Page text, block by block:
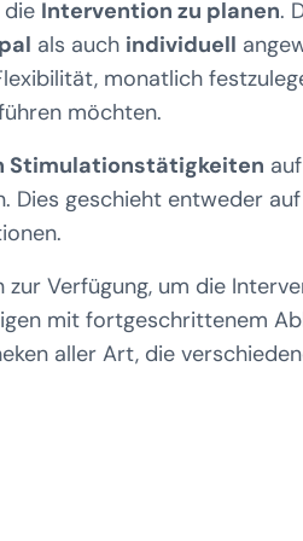
die Intervention zu planen.
als auch individuell
monatlich
möchten.
Stimulationstätigkeiten
Dies geschieht entweder
Verfügung, um die
mit fortgeschrittenem
aller Art, die